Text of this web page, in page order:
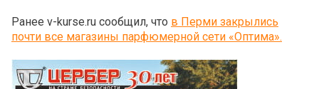
Ранее v-kurse.ru сообщил, что в Перми закрылись
почти все магазины парфюмерной сети «Оптима».